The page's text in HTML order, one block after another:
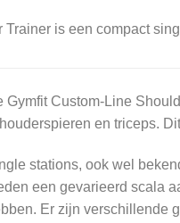
Trainer is een compact
Gymfit Custom-Line
en triceps.
stations, ook wel
een gevarieerd scala
Er zijn verschillende